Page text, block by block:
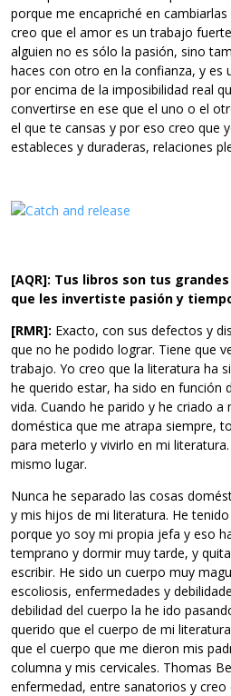
porque me encapriché en
creo que el amor es un trabajo
alguien no es sólo la pasión, sino
haces con otro en la confianza, y es
por encima de la imposibilidad real
convertirse en ese que el uno o el
el que te cansas y por eso creo que
estableces y duraderas, relaciones
[AQR]: Tus libros son tus
que les invertiste pasión y
[RMR]: Exacto, con sus defectos y
que no he podido lograr. Tiene que
trabajo. Yo creo que la literatura ha
he querido estar, ha sido en función
vida. Cuando he parido y he criado
doméstica que me atrapa siempre,
para meterlo y vivirlo en mi
mismo lugar.
Nunca he separado las cosas
y mis hijos de mi literatura. He
porque yo soy mi propia jefa y eso
temprano y dormir muy tarde, y
escribir. He sido un cuerpo muy
escoliosis, enfermedades y
debilidad del cuerpo la he ido
querido que el cuerpo de mi
que el cuerpo que me dieron mis
columna y mis cervicales. Thomas
enfermedad, entre sanatorios y creo